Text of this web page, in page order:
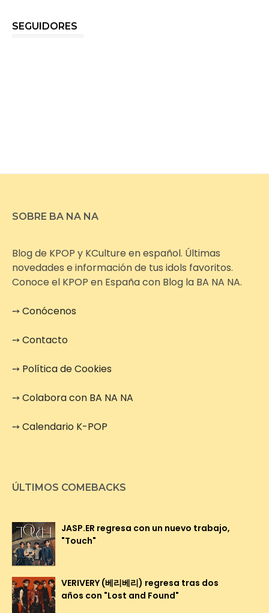
SEGUIDORES
SOBRE BA NA NA
Blog de KPOP y KCulture en español. Últimas
novedades e información de tus idols favoritos.
Conoce el KPOP en España con Blog la BA NA NA.
➙Conócenos
➙Contacto
➙ Política de Cookies
➙Colabora con BA NA NA
➙Calendario K-POP
ÚLTIMOS COMEBACKS
JASP.ER regresa con un nuevo trabajo,
"Touch"
VERIVERY (베리베리) regresa tras dos
años con "Lost and Found"